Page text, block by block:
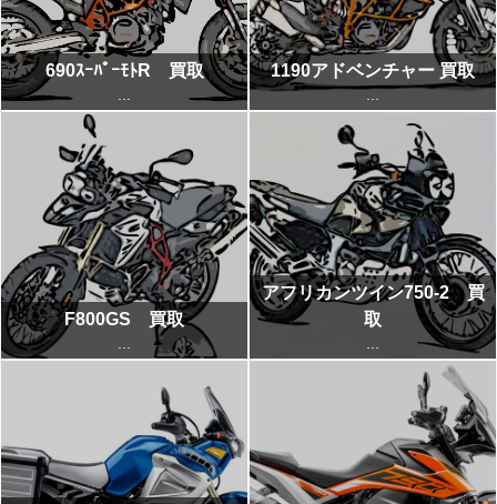
690ｽｰﾊﾟｰﾓﾄR 買取 1190アドベンチャー 買取
...
F800GS 買取
アフリカンツイン750-2 買
取